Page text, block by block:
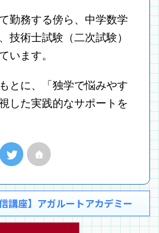
勤務する傍ら、中学数学
技術士試験（二次試験）
います。
とに、「独学で悩みやす
した実践的なサポートを
講座】アガルートアカデミー